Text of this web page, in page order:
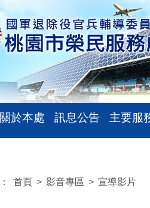
關於本處 訊息公告 主要服
： 首頁 > 影音專區 > 宣導影片